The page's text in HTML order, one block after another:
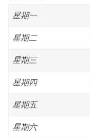
星期一
星期二
星期三
星期四
星期五
星期六